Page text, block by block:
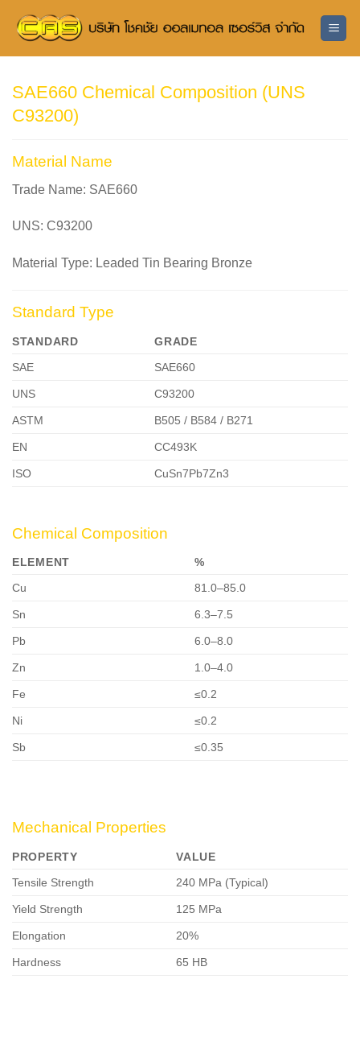
SAE660 Chemical Composition (UNS
C93200)
Material Name
Trade Name: SAE660
UNS: C93200
Material Type: Leaded Tin Bearing Bronze
Standard Type
STANDARD
GRADE
SAE
SAE660
UNS C93200
ASTM B505 / B584 / B271
EN CC493K
ISO CuSn7Pb7Zn3
Chemical Composition
ELEMENT
%
Cu
81.0–85.0
Sn 6.3–7.5
Pb 6.0–8.0
Zn 1.0–4.0
Fe ≤0.2
Ni ≤0.2
Sb ≤0.35
Mechanical Properties
PROPERTY
VALUE
Tensile Strength
240 MPa (Typical)
Yield Strength 125 MPa
Elongation 20%
Hardness 65 HB